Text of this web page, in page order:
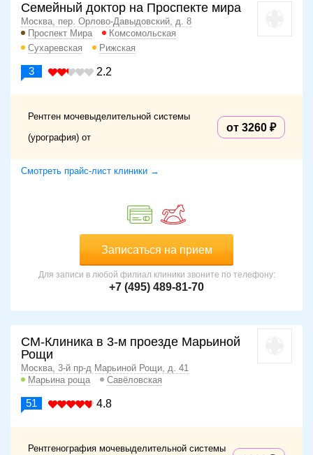
Семейный доктор на Проспекте мира
Москва, пер. Орлово-Давыдовский, д. 8
Проспект Мира
Комсомольская
Сухаревская
Рижская
3 2.2
Рентген мочевыделительной системы
(урография) от
от 3260
Смотреть прайс-лист клиники →
Записаться на прием
Для записи в любой филиал клиники звоните по телефону:
+7 (495) 489-81-70
СМ-Клиника в 3-м проезде Марьиной
Рощи
Москва, 3-й пр-д Марьиной Рощи, д. 41
Марьина роща
Савёловская
51 4.8
Рентгенография мочевыделительной системы